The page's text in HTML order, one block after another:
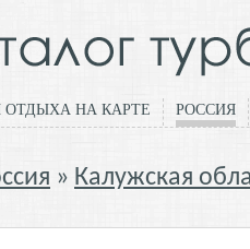
ОТДЫХА НА КАРТЕ РОССИЯ
Калужская